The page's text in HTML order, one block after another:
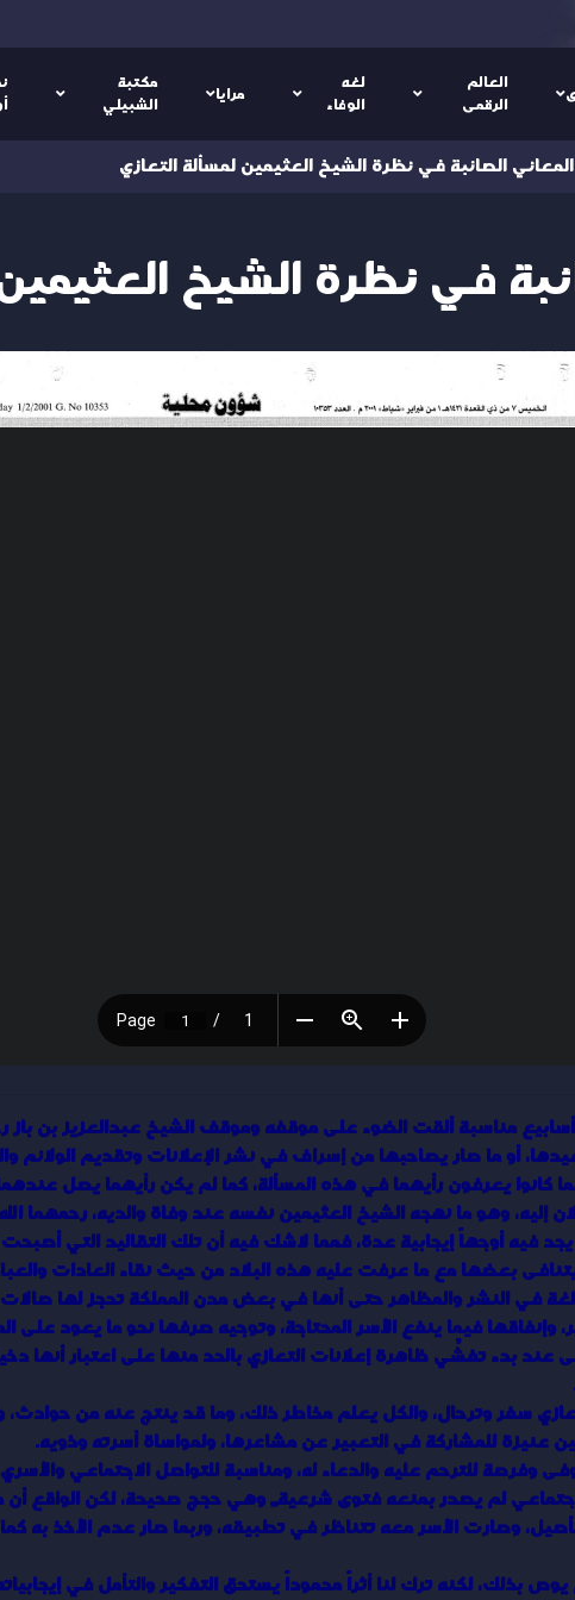
العالم
الرقمى
لغه
الوفاء
مرايا
مكتبة
الشبيلي
المعاني الصائبة في نظرة الشيخ العثيمين لمسألة التعازي
في نظرة الشيخ
مناسبة ألقت الضوء على موقفه وموقف الشيخ عبدالعزيز بن باز
أو ما صار يصاحبها من إسراف في نشر الإعلانات وتقديم الولائم
كانوا يعرفون رأيهما في هذه المسألة، كما لم يكن رأيهما يصل
إليه، وهو ما نهجه الشيخ العثيمين نفسه عند وفاة والديه، رحمهما
فيه أوجهاً إيجابية عدة، فمما لاشك فيه أن تلك التقاليد التي
بعضها مع ما عرفت عليه هذه البلاد من حيث نقاء العادات
في النشر والمظاهر حتى أنها في بعض مدن المملكة تحجز لها
وإنفاقها فيما ينفع الأسر المحتاجة، وتوجيه صرفها نحو ما يعود على
عند بدء تفشِّي ظاهرة إعلانات التعازي بالحد منها على اعتبار أنها
سفر وترحال، والكل يعلم مخاطر ذلك، وما قد ينتج عنه من حوادث،
للمشاركة في التعبير عن مشاعرها، ولمواساة أسرته وذويه.
وفرصة للترحم عليه والدعاء له، ومناسبة للتواصل الاجتماعي
اجتماعي لم يصدر بمنعه فتوى شرعية,,, وهي حجج صحيحة، لكن الواقع
وصارت الأسر معه تتناظر في تطبيقه، وربما صار عدم الأخذ به
بذلك، لكنه ترك لنا أثراً محموداً يستحق التفكير والتأمل في